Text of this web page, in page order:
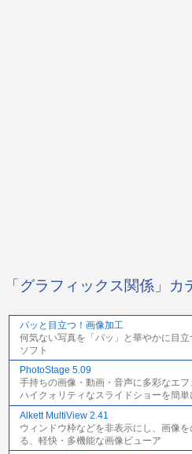
「グラフィックス関係」
パッと目立つ！画像加工
何気ない写真を「パッ」と華やかに目
ソフト
PhotoStage 5.09
手持ちの画像・動画・音声に多彩なエフ
ハイクォリティなスライドショーを簡単
Alkett MultiView 2.41
ウィンドウ枠などを非表示にし、画像
る、軽快・多機能な画像ビューア